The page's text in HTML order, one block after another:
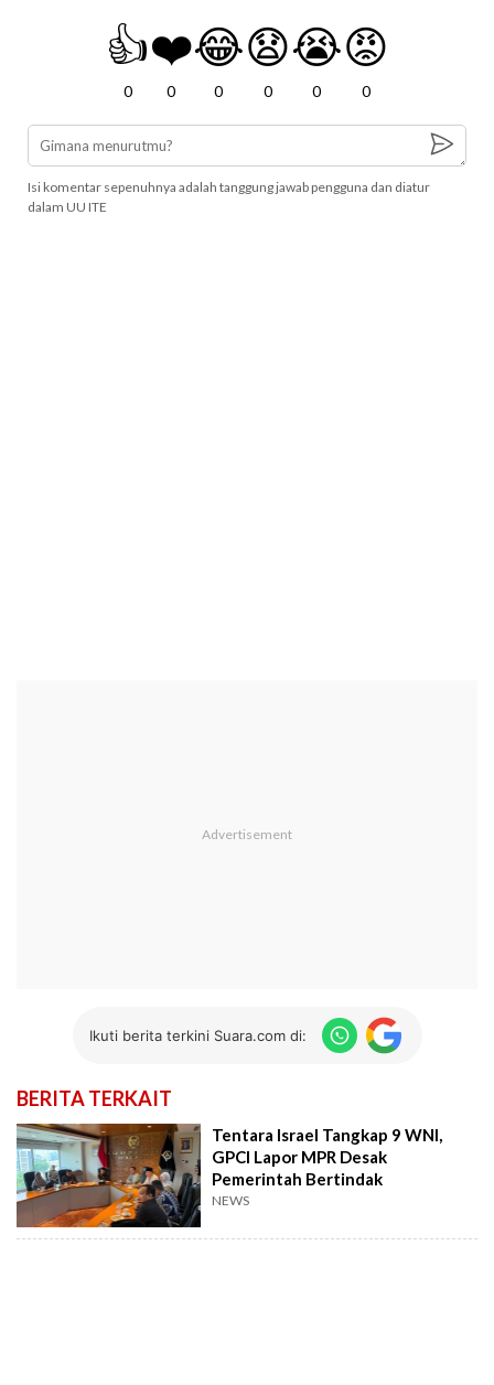
👍
0
❤️
0
😂
0
😧
0
😭
0
😡
0
Isi komentar sepenuhnya adalah tanggung jawab pengguna dan diatur
dalam UU ITE
Ikuti berita terkini Suara.com di:
BERITA TERKAIT
Tentara Israel Tangkap 9 WNI,
GPCI Lapor MPR Desak
Pemerintah Bertindak
NEWS